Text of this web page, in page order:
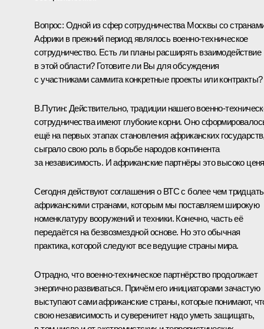
Вопрос: Одной из сфер сотрудничества Москвы со
Африки в прежний период являлось военно-техническое
сотрудничество. Есть ли планы расширять взаимодействие
в этой области? Готовите ли Вы для обсуждения
с участниками саммита конкретные проекты или контракты?
В.Путин: Действительно, традиции нашего военно-
сотрудничества имеют глубокие корни. Оно
ещё на первых этапах становления африканских
сыграло свою роль в борьбе народов континента
за независимость. И африканские партнёры это высоко
Сегодня действуют соглашения о ВТС с более чем
африканскими странами, которым мы поставляем широкую
номенклатуру вооружений и техники. Конечно, часть её
передаётся на безвозмездной основе. Но это обычная
практика, которой следуют все ведущие страны мира.
Отрадно, что военно-техническое партнёрство продолжает
энергично развиваться. Причём его инициаторами зачастую
выступают сами африканские страны, которые понимают,
свою независимость и суверенитет надо уметь защищать,